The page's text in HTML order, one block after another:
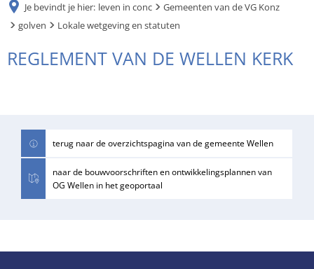
Je bevindt je hier: leven in conc
Gemeenten van de VG Konz
golven
Lokale wetgeving en statuten
Lokale
statuten
REGLEMENT VAN DE WELLEN KERK
terug naar de overzichtspagina van de gemeente Wellen
naar de bouwvoorschriften en ontwikkelingsplannen van
OG Wellen in het geoportaal